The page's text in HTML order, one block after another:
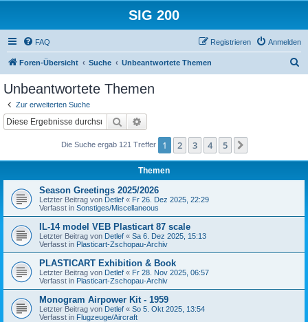
SIG 200
FAQ Anmelden
Registrieren
Foren-Übersicht Suche Unbeantwortete Themen
Unbeantwortete Themen
Zur erweiterten Suche
Suche
Die Suche ergab 121 Treffer 1 2 3 4 5
Themen
Season Greetings 2025/2026
Letzter Beitrag von Detlef « Fr 26. Dez 2025, 22:29
Verfasst in Sonstiges/Miscellaneous
IL-14 model VEB Plasticart 87 scale
Letzter Beitrag von Detlef « Sa 6. Dez 2025, 15:13
Verfasst in Plasticart-Zschopau-Archiv
PLASTICART Exhibition & Book
Letzter Beitrag von Detlef « Fr 28. Nov 2025, 06:57
Verfasst in Plasticart-Zschopau-Archiv
Monogram Airpower Kit - 1959
Letzter Beitrag von Detlef « So 5. Okt 2025, 13:54
Verfasst in Flugzeuge/Aircraft